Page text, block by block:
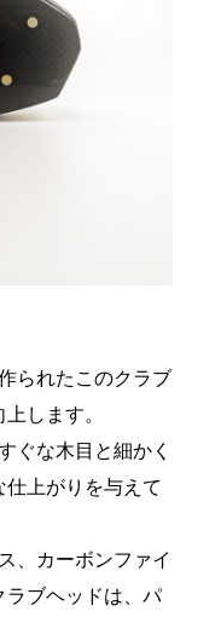
られたこのクラブ
します。
ぐな木目と細かく
上がりを与えて
、カーボンファイ
ラブヘッドは、パ